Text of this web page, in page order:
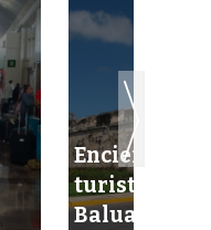
Encierran a
turistas
Baluarte